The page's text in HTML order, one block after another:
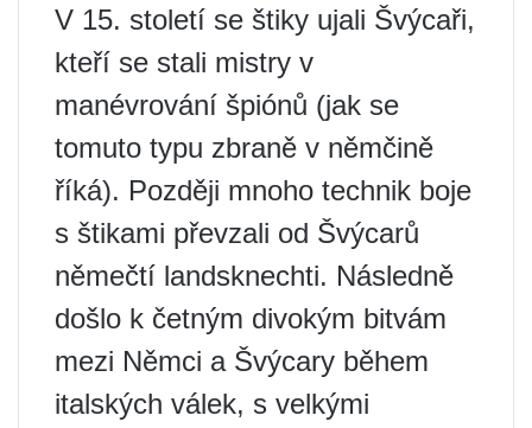
V 15. století se štiky ujali Švýcaři,
kteří se stali mistry v
manévrování špiónů (jak se
tomuto typu zbraně v němčině
říká). Později mnoho technik boje
s štikami převzali od Švýcarů
němečtí landsknechti. Následně
došlo k četným divokým bitvám
mezi Němci a Švýcary během
italských válek, s velkými